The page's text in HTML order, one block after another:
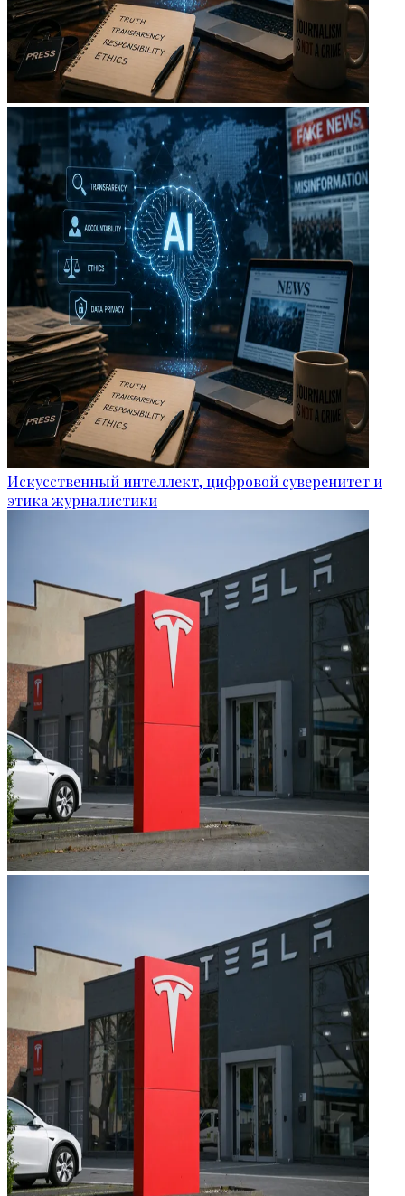
Искусственный интеллект, цифровой суверенитет и
этика журналистики